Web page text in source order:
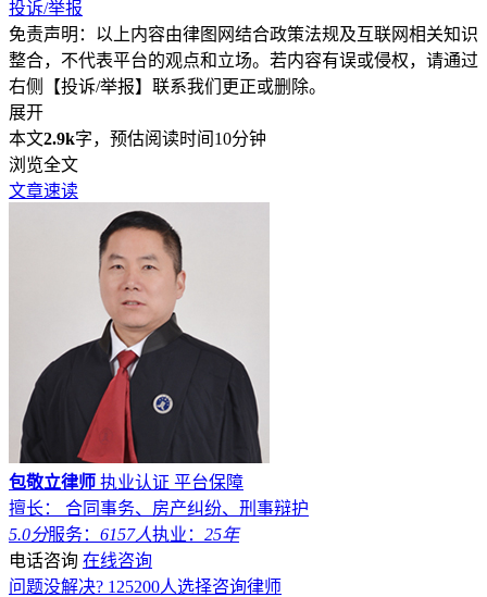
投诉/举报
免责声明：以上内容由律图网结合政策法规及互联网相关知识
整合，不代表平台的观点和立场。若内容有误或侵权，请通过
右侧【投诉/举报】联系我们更正或删除。
展开
本文2.9k字，预估阅读时间10分钟
浏览全文
文章速读
包敬立律师 执业认证 平台保障
擅长： 合同事务、房产纠纷、刑事辩护
5.0分服务： 6157人执业： 25年
电话咨询 在线咨询
问题没解决? 125200人选择咨询律师